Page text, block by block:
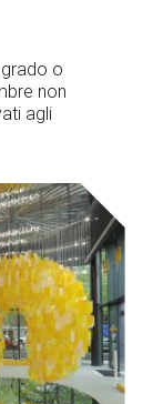
o
non
agli